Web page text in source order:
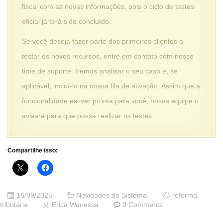
fiscal com as novas informações, pois o ciclo de testes
oficial já terá sido concluído.
Se você deseja fazer parte dos primeiros clientes a
testar os novos recursos, entre em contato com nosso
time de suporte. Iremos analisar o seu caso e, se
aplicável, incluí-lo na nossa fila de ativação. Assim que a
funcionalidade estiver pronta para você, nossa equipe o
avisará para que possa realizar os testes.
Compartilhe isso:
16/09/2025 Novidades do Sistema
reforma
tributária
Erica Wanessa 0 Comments